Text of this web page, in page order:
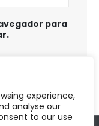
experience,
analyse our
to our use
para